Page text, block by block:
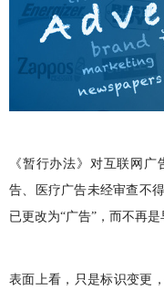
《暂行办法》对互联网
告、医疗广告未经审查不
已更改为“广告”，而不再是
表面上看，只是标识变更